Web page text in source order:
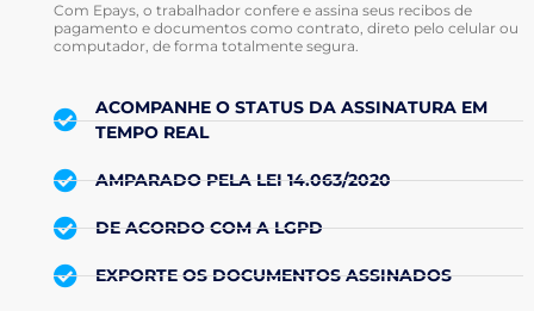
Com Epays, o trabalhador confere e assina seus recibos de
pagamento e documentos como contrato, direto pelo celular ou
computador, de forma totalmente segura.
ACOMPANHE O STATUS DA ASSINATURA EM
TEMPO REAL
AMPARADO PELA LEI 14.063/2020
DE ACORDO COM A LGPD
EXPORTE OS DOCUMENTOS ASSINADOS